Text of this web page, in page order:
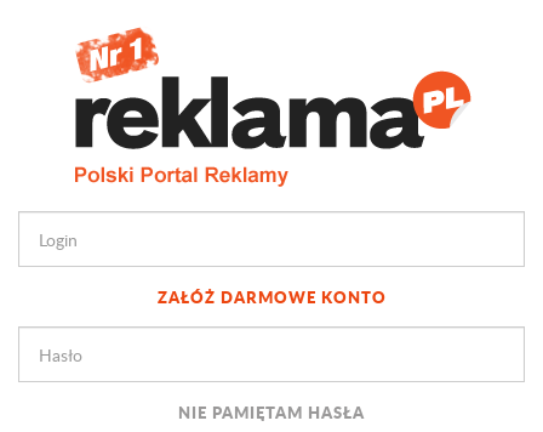
ZAŁÓŻ DARMOWE KONTO
NIE PAMIĘTAM HASŁA